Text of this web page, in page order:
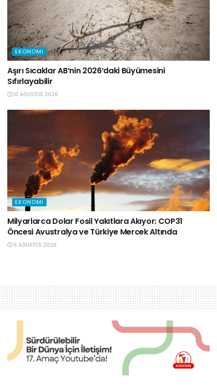
EKONOMI
Aşırı Sıcaklar AB’nin 2026’daki Büyümesini
Sıfırlayabilir
10 AĞUSTOS 2026
EKONOMI
Milyarlarca Dolar Fosil Yakıtlara Akıyor: COP31
Öncesi Avustralya ve Türkiye Mercek Altında
6 AĞUSTOS 2026